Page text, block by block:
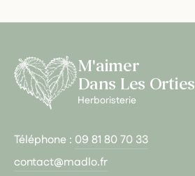
M'aimer
Dans Les Orties
Herboristerie
Téléphone : 09 81 80 70 33
contact@madlo.fr